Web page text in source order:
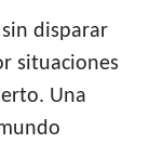
disparar
situaciones
Una